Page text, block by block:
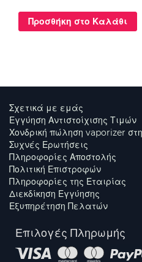
Προσθήκη στο Καλάθι
Σχετικά με εμάς
Εγγύηση Αντιστοίχισης Τιμών
Χονδρική πώληση vaporizer
Συχνές Ερωτήσεις
Πληροφορίες Αποστολής
Πολιτική Επιστροφών
Πληροφορίες της Εταιρίας
Διεκδίκηση Εγγύησης
Εξυπηρέτηση Πελατών
Επιλογές Πληρωμής